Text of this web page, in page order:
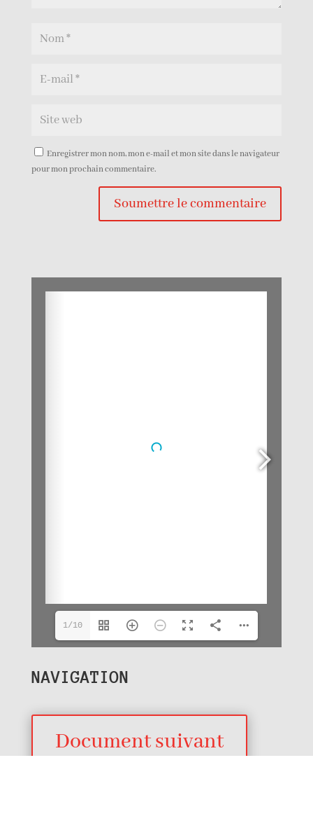
Enregistrer mon nom, mon e-mail et mon site dans le navigateur
pour mon prochain commentaire.
Soumettre le commentaire
1/10
NAVIGATION
Document suivant